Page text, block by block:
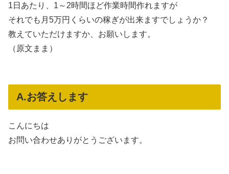
1日あたり、1～2時間ほど作業時間作れますが
それでも月5万円くらいの稼ぎが出来ますでしょうか？
教えていただけますか、お願いします。
（原文まま）
A.お答えします
こんにちは
お問い合わせありがとうございます。